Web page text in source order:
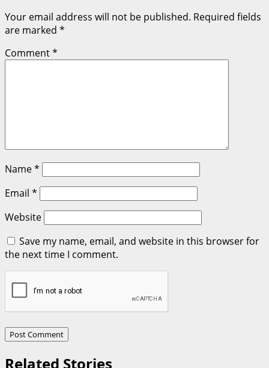
Your email address will not be published. Required fields
are marked *
Comment*
Name*
Email *
Website
Save my name, email, and website in this browser for
the next time I comment.
Related Stories